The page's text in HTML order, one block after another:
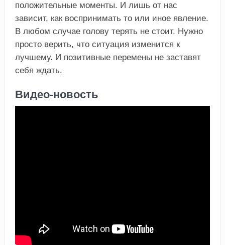
положительные моменты. И лишь от нас
зависит, как воспринимать то или иное явление.
В любом случае голову терять не стоит. Нужно
просто верить, что ситуация изменится к
лучшему. И позитивные перемены не заставят
себя ждать.
Видео-новость